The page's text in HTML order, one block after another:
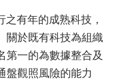
有年的成熟科技，
關於既有科技為組織
第一的為數據整合及
盤觀照風險的能力